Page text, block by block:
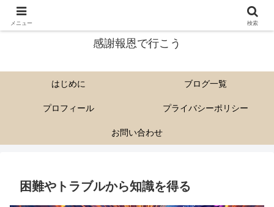
感謝報恩で行こう
はじめに ブログ一覧
プロフィール プライバシーポリシー
お問い合わせ
困難やトラブルから知識を得る
メニュー 検索